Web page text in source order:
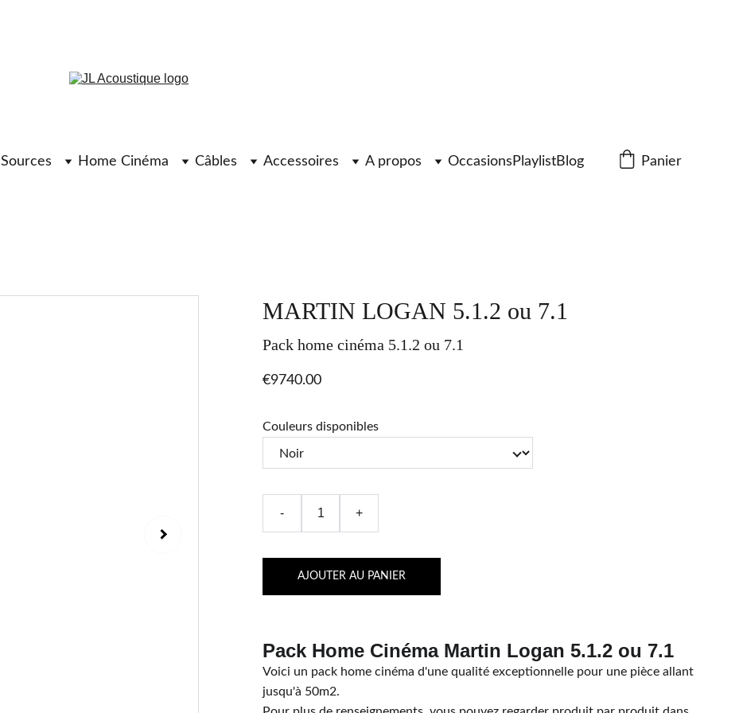
Sources Home Cinéma Câbles Accessoires A propos Occasions PlaylistBlog Panier
MARTIN LOGAN 5.1.2 ou 7.1
Pack home cinéma 5.1.2 ou 7.1
€9740.00
Couleurs disponibles
- +
AJOUTER AU PANIER
Pack Home Cinéma Martin Logan 5.1.2 ou 7.1
Voici un pack home cinéma d'une qualité exceptionnelle pour une pièce allant
jusqu'à 50m2.